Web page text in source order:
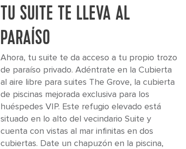
TU SUITE TE LLEVA AL
PARAÍSO
Ahora, tu suite te da acceso a tu propio trozo
de paraíso privado. Adéntrate en la Cubierta
al aire libre para suites The Grove, la cubierta
de piscinas mejorada exclusiva para los
huéspedes VIP. Este refugio elevado está
situado en lo alto del vecindario Suite y
cuenta con vistas al mar infinitas en dos
cubiertas. Date un chapuzón en la piscina,